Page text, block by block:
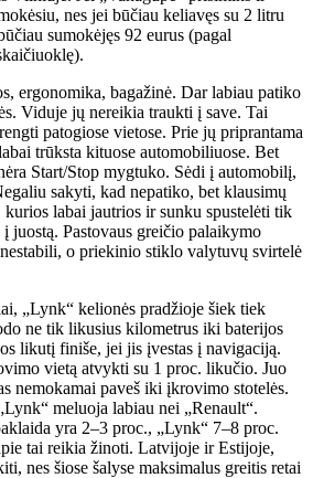
nes jei būčiau keliavęs su 2 litru
sumokėjęs 92 eurus (pagal
ergonomika, bagažinė. Dar labiau patiko
Viduje jų nereikia traukti į save. Tai
patogiose vietose. Prie jų priprantama
trūksta kituose automobiliuose. Bet
Start/Stop mygtuko. Sėdi į automobilį,
sakyti, kad nepatiko, bet klausimų
kurios labai jautrios ir sunku spustelėti tik
juostą. Pastovaus greičio palaikymo
o priekinio stiklo valytuvų svirtelė
„Lynk“ kelionės pradžioje šiek tiek
ne tik likusius kilometrus iki baterijos
likutį finiše, jei jis įvestas į navigaciją.
vietą atvykti su 1 proc. likučio. Juo
nemokamai paveš iki įkrovimo stotelės.
meluoja labiau nei „Renault“.
yra 2–3 proc., „Lynk“ 7–8 proc.
tai reikia žinoti. Latvijoje ir Estijoje,
nes šiose šalyse maksimalus greitis retai